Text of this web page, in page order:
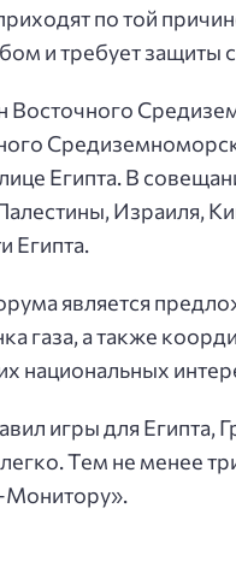
по той
и требует защиты
Восточного
Египта. В
Израиля,
Египта.
является
газа, а также
национальных
игры для Египта,
Тем не менее
Монитору».